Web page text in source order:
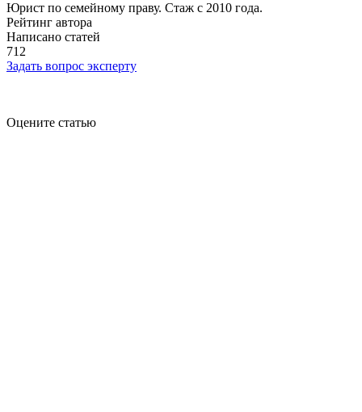
Юрист по семейному праву. Стаж с 2010 года.
Рейтинг автора
Написано статей
712
Задать вопрос эксперту
Оцените статью